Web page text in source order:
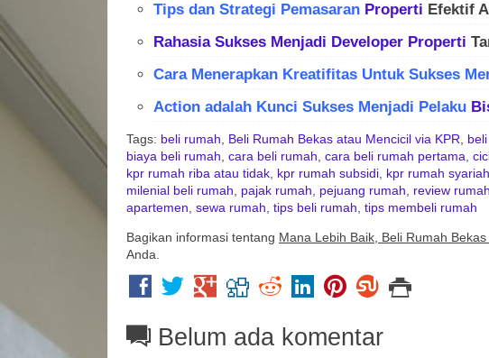
Tips dan Strategi Pemasaran Properti Efektif
Rahasia Sukses Menjadi Developer Properti
Cara Menerapkan Kreatifitas Untuk Sukses
Action adalah Kunci Sukses Menjadi Pelaku
Tags: beli rumah, Beli Rumah Bekas atau Mencicil via KPR,
biaya beli rumah, cara beli rumah, cara beli rumah pertama,
kpr rumah riba atau tidak, kpr rumah subsidi, kpr rumah syariah
milenial beli rumah, pajak rumah, pejuang rumah, review rumah
apartemen, sewa rumah, tips beli rumah, tips membeli rumah
Bagikan informasi tentang Mana Lebih Baik, Beli Rumah
Anda.
Belum ada komentar